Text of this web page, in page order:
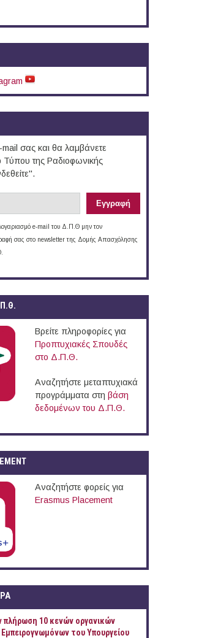
σας και θα λαμβάνετε
Τύπου της Ραδιοφωνικής
e-mail του Δ.Π.Θ μην τον
σας στο newsletter της Δομής Απασχόλησης
Βρείτε πληροφορίες για
Προπτυχιακές Σπουδές
στο Δ.Π.Θ.
Αναζητήστε μεταπτυχιακά
προγράμματα στη βάση
δεδομένων του Δ.Π.Θ.
Αναζητήστε φορείς για
Erasmus Placement
πλήρωση 10 κενών οργανικών
του Υπουργείου